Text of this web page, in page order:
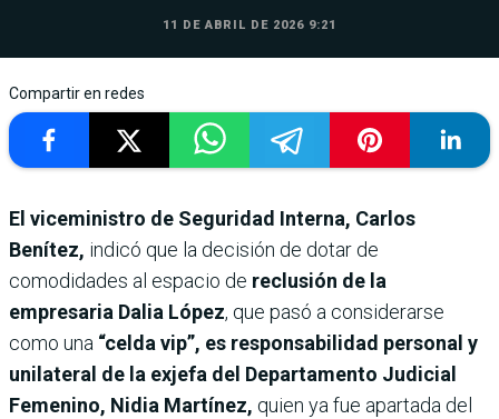
11 DE ABRIL DE 2026 9:21
Compartir en redes
El viceministro de Seguridad Interna, Carlos
Benítez, indicó que la decisión de dotar de
comodidades al espacio de reclusión de la
empresaria Dalia López, que pasó a considerarse
como una “celda vip”, es responsabilidad personal y
unilateral de la exjefa del Departamento Judicial
Femenino, Nidia Martínez, quien ya fue apartada del